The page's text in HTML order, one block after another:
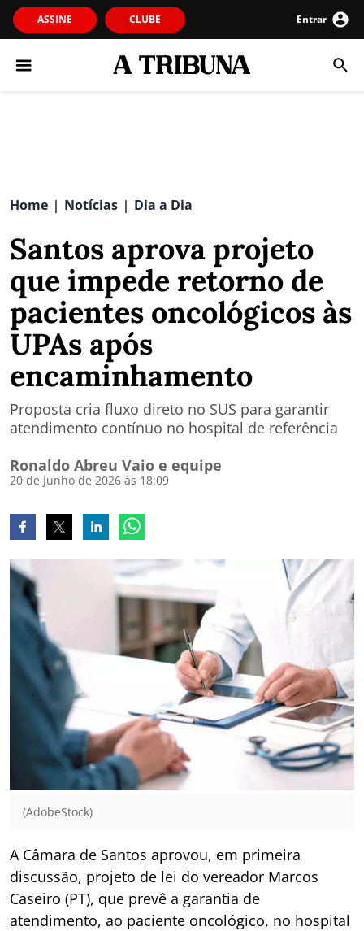
ASSINE CLUBE Entrar
Home | Notícias | Dia a Dia
Santos aprova projeto
que impede retorno de
pacientes oncológicos às
UPAs após
encaminhamento
Proposta cria fluxo direto no SUS para garantir
atendimento contínuo no hospital de referência
Ronaldo Abreu Vaio e equipe
20 de junho de 2026 às 18:09
(AdobeStock)
A Câmara de Santos aprovou, em primeira
discussão, projeto de lei do vereador Marcos
Caseiro (PT), que prevê a garantia de
atendimento, ao paciente oncológico, no hospital